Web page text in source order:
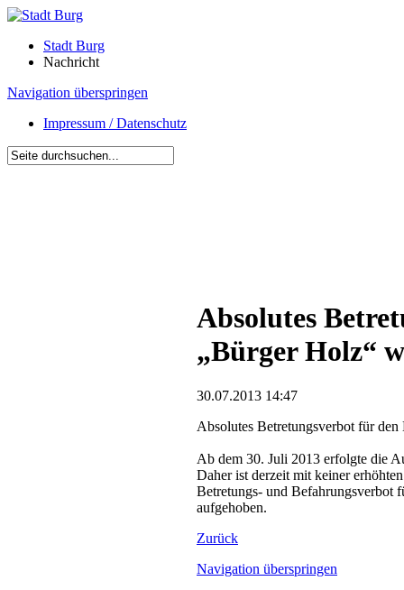
Stadt Burg
Nachricht
Navigation überspringen
Impressum / Datenschutz
Absolutes
„Bürger Holz“
30.07.2013 14:47
Absolutes Betretungsverbot für
Ab dem 30. Juli 2013 erfolgte die
Daher ist derzeit mit keiner
Betretungs- und Befahrungsverbot
aufgehoben.
Zurück
Navigation überspringen